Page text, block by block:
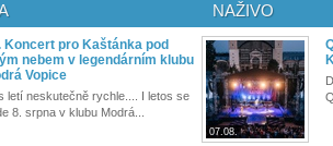
Koncert pro Kaštánka pod
nebem v legendárním klubu
Vopice
letí neskutečně rychle.... I letos se
8. srpna v klubu Modrá...
NAŽIVO
07.08.